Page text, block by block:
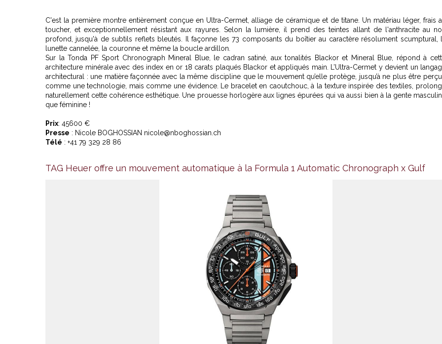
C'est la première montre entièrement conçue en Ultra-Cermet, alliage de céramique et de titane. Un matériau léger, frais
toucher, et exceptionnellement résistant aux rayures. Selon la lumière, il prend des teintes allant de l'anthracite au
profond, jusqu'à de subtils reflets bleutés. Il façonne les 73 composants du boîtier au caractère résolument scumptural,
lunette cannelée, la couronne et même la boucle ardillon.
Sur la Tonda PF Sport Chronograph Mineral Blue, le cadran satiné, aux tonalités Blackor et Mineral Blue, répond à
architecture minérale avec des index en or 18 carats plaqués Blackor et appliqués main. L’Ultra-Cermet y devient un
architectural : une matière façonnée avec la même discipline que le mouvement qu’elle protège, jusqu’à ne plus être
comme une technologie, mais comme une évidence. Le bracelet en caoutchouc, à la texture inspirée des textiles,
naturellement cette cohérence esthétique. Une prouesse horlogère aux lignes épurées qui va aussi bien à la gente
que féminine !
Prix: 45600 €
Presse : Nicole BOGHOSSIAN nicole@nboghossian.ch
Télé : +41 79 329 28 86
TAG Heuer offre un mouvement automatique à la Formula 1 Automatic Chronograph x Gulf